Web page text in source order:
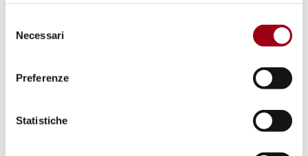
delNecessari
Preferenze
Statistiche
Alberto Lanzavecchia
Department of Economics
https://unipd.zoom.us/webinar/register/WN_4